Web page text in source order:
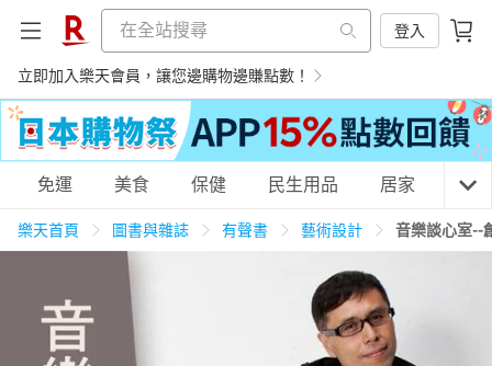
登入
立即加入樂天會員，讓您邊購物邊賺點數！
購物網分類
養生保健
免運 美食 保健 民生用品 居家 3C
樂天首頁 圖書與雜誌 有聲書 藝術設計 音樂談心室--